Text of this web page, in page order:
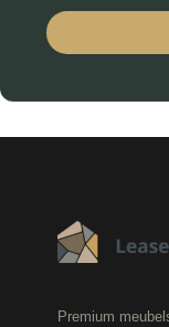
Premium